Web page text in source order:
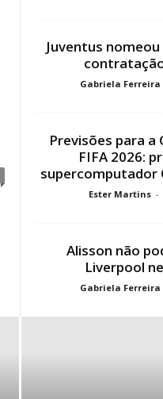
Juventus
Gabriela Ferreira
Previsões para a
FIFA 2026:
supercomputador
Ester Martins -
Alisson não
Liverpool
Gabriela Ferreira